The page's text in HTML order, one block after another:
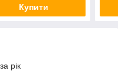
Купити
рік